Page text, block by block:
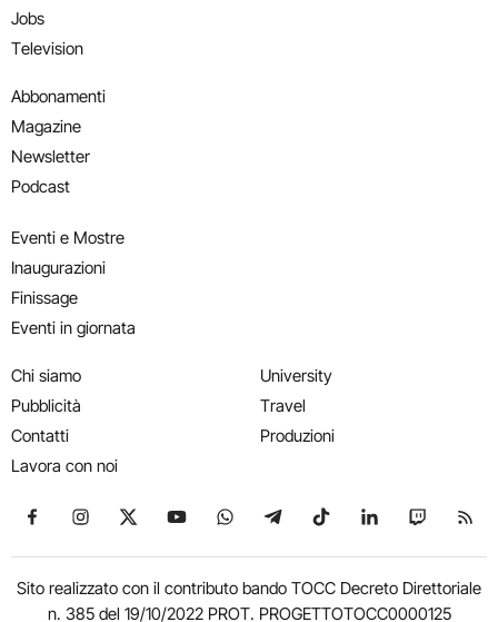
Jobs
Television
Abbonamenti
Magazine
Newsletter
Podcast
Eventi e Mostre
Inaugurazioni
Finissage
Eventi in giornata
Chi siamo
Pubblicità
Contatti
Lavora con noi
University
Travel
Produzioni
Seguici su Facebook
Seguici su Instagram
Seguici su X
Seguici su YouTube
Seguici su WhatsApp
Seguici su Telegram
Seguici su TikTok
Seguici su
Seguici
Sito realizzato con il contributo bando TOCC Decreto Direttoriale
n. 385 del 19/10/2022 PROT. PROGETTOTOCC0000125